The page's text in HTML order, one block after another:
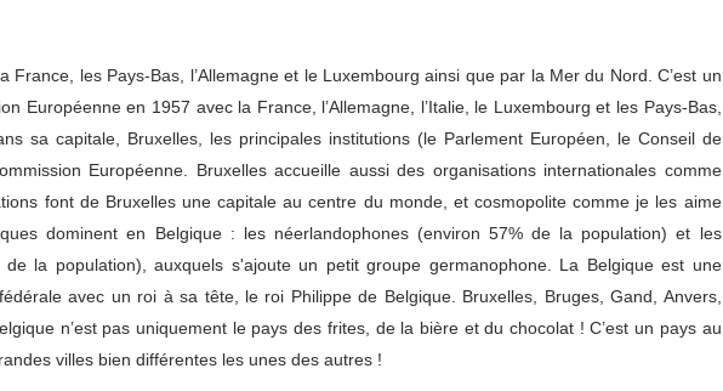
France, les Pays-Bas, l’Allemagne et le Luxembourg ainsi que par la Mer du Nord. C’est un
Européenne en 1957 avec la France, l’Allemagne, l’Italie, le Luxembourg et les Pays-Bas,
sa capitale, Bruxelles, les principales institutions (le Parlement Européen, le Conseil de
Européenne. Bruxelles accueille aussi des organisations internationales comme
font de Bruxelles une capitale au centre du monde, et cosmopolite comme je les aime
dominent en Belgique : les néerlandophones (environ 57% de la population) et les
de la population), auxquels s'ajoute un petit groupe germanophone. La Belgique est une
avec un roi à sa tête, le roi Philippe de Belgique. Bruxelles, Bruges, Gand, Anvers,
n’est pas uniquement le pays des frites, de la bière et du chocolat ! C’est un pays au
villes bien différentes les unes des autres !